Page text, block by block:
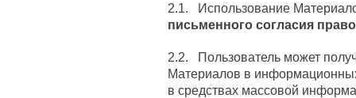
2.1. Использование
письменного согласия
2.2. Пользователь может
Материалов в
в средствах массовой